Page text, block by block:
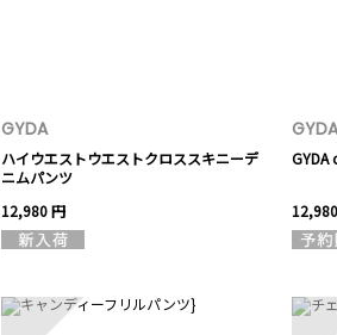
GYDA
ハイウエストウエストクロススキニーデ
ニムパンツ
12,980 円
GYDA
GYDA